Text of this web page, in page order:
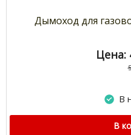
Дымоход для
Цена:
В
В